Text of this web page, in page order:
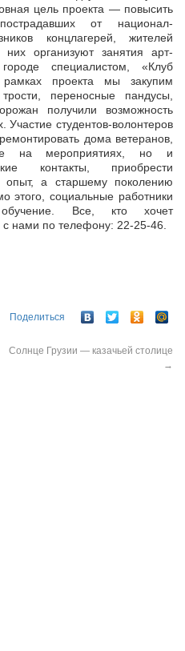
цель проекта — повысить
от национал-
концлагерей, жителей
организуют занятия арт-
специалистом, «Клуб
проекта мы закупим
переносные пандусы,
получили возможность
Участие студентов-волонтеров
дома ветеранов,
на мероприятиях, но и
контакты, приобрести
а старшему поколению
этого, социальные работники
обучение. Все, кто хочет
с нами по телефону: 22-25-46.
Поделиться
Солнце Грузии — казачьей столице
→